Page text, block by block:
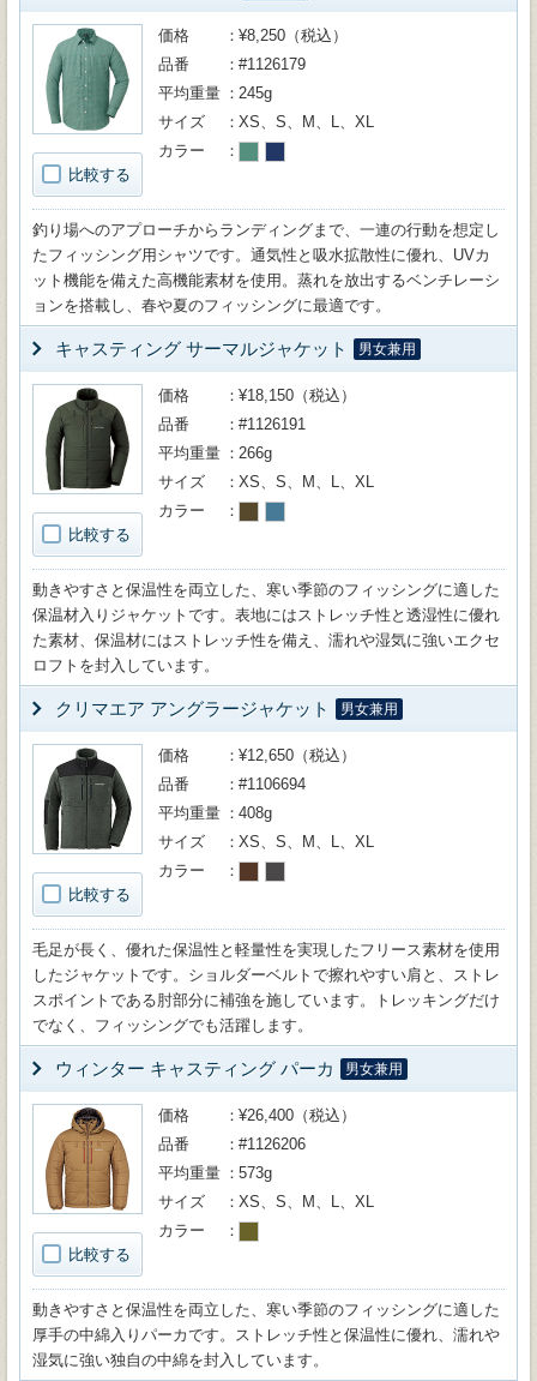
比較する
価格
¥8,250（税込）
品番
#1126179
平均重量
245g
サイズ
XS、S、M、L、XL
カラー
釣り場へのアプローチからランディングまで、一連の行動を想定し
たフィッシング用シャツです。通気性と吸水拡散性に優れ、UVカ
ット機能を備えた高機能素材を使用。蒸れを放出するベンチレーシ
ョンを搭載し、春や夏のフィッシングに最適です。
キャスティング サーマルジャケット 男女兼用
比較する
価格
¥18,150（税込）
品番
#1126191
平均重量
266g
サイズ
XS、S、M、L、XL
カラー
動きやすさと保温性を両立した、寒い季節のフィッシングに適した
保温材入りジャケットです。表地にはストレッチ性と透湿性に優れ
た素材、保温材にはストレッチ性を備え、濡れや湿気に強いエクセ
ロフトを封入しています。
クリマエア アングラージャケット 男女兼用
比較する
価格
¥12,650（税込）
品番
#1106694
平均重量
408g
サイズ
XS、S、M、L、XL
カラー
毛足が長く、優れた保温性と軽量性を実現したフリース素材を使用
したジャケットです。ショルダーベルトで擦れやすい肩と、ストレ
スポイントである肘部分に補強を施しています。トレッキングだけ
でなく、フィッシングでも活躍します。
ウィンター キャスティング パーカ 男女兼用
比較する
価格
¥26,400（税込）
品番
#1126206
平均重量
573g
サイズ
XS、S、M、L、XL
カラー
動きやすさと保温性を両立した、寒い季節のフィッシングに適した
厚手の中綿入りパーカです。ストレッチ性と保温性に優れ、濡れや
湿気に強い独自の中綿を封入しています。